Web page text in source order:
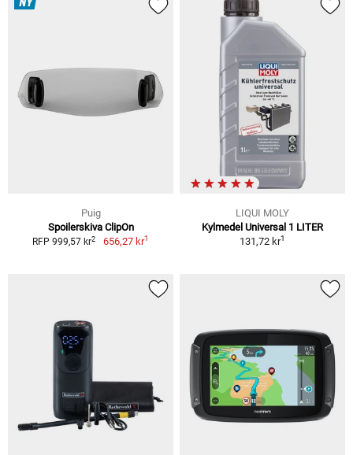
NY
Puig
Spoilerskiva ClipOn
RFP 999,57 kr2 656,27 kr1
LIQUI MOLY
Kylmedel Universal 1 LITER
131,72 kr1